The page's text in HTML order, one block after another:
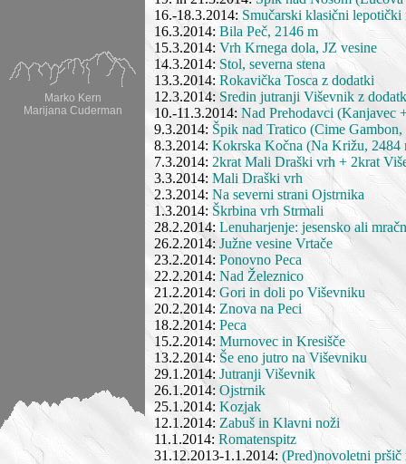
Marko Kern
Marijana Cuderman
16.-18.3.2014:Smučarski klasični
16.3.2014: Bila Peč, 2146 m
15.3.2014: Vrh Krnega dola, JZ vesine
14.3.2014: Stol, severna stena
13.3.2014: Rokavička Tosca z dodatki
12.3.2014: Sredin jutranji Viševnik z
10.-11.3.2014: Nad Prehodavci (Kanjavec
9.3.2014: Špik nad Tratico (Cime
8.3.2014: Kokrska Kočna (Na Križu, 2484
7.3.2014: 2krat Mali Draški vrh + 2krat
3.3.2014: Mali Draški vrh
2.3.2014: Na severni strani Ojstrnika
1.3.2014:Škrbina vrh Strmali
28.2.2014: Lenuharjenje: jesensko ali
26.2.2014: Južne vesine Vrtače
23.2.2014: Ponovno Peca
22.2.2014: Nad Železnico
21.2.2014: Gori in doli po Viševniku
20.2.2014: Znova na Peci
18.2.2014: Peca
15.2.2014: Murnovec in Kresišče
13.2.2014: Še eno jutro na Viševniku
29.1.2014: Jutranji Viševnik
26.1.2014: Ojstrnik
25.1.2014: Kozjak
12.1.2014: Zabuš in Klavni noži
11.1.2014: Romatenspitz
31.12.2013-1.1.2014: (Pred)novoletni